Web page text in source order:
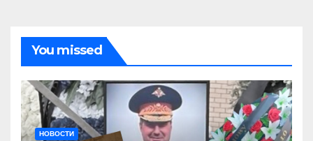
You missed
НОВОСТИ